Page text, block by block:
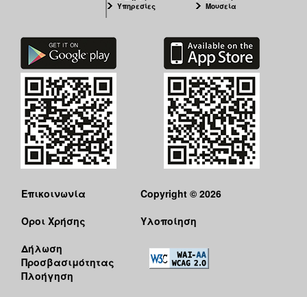
Υπηρεσίες
Μουσεία
Επικοινωνία
Όροι Χρήσης
Δήλωση
Προσβασιμότητας
Πλοήγηση
Copyright © 2026
Υλοποίηση